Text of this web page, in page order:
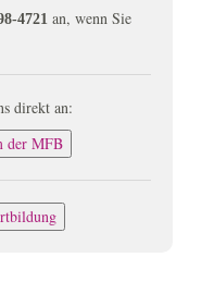
4721 an, wenn Sie
direkt an:
der MFB